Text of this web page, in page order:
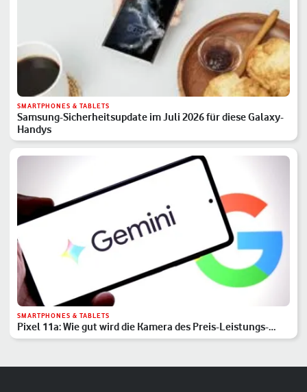
SMARTPHONES & TABLETS
Samsung-Sicherheitsupdate im Juli 2026 für diese Galaxy-
Handys
SMARTPHONES & TABLETS
Pixel 11a: Wie gut wird die Kamera des Preis-Leistungs-
Hits?